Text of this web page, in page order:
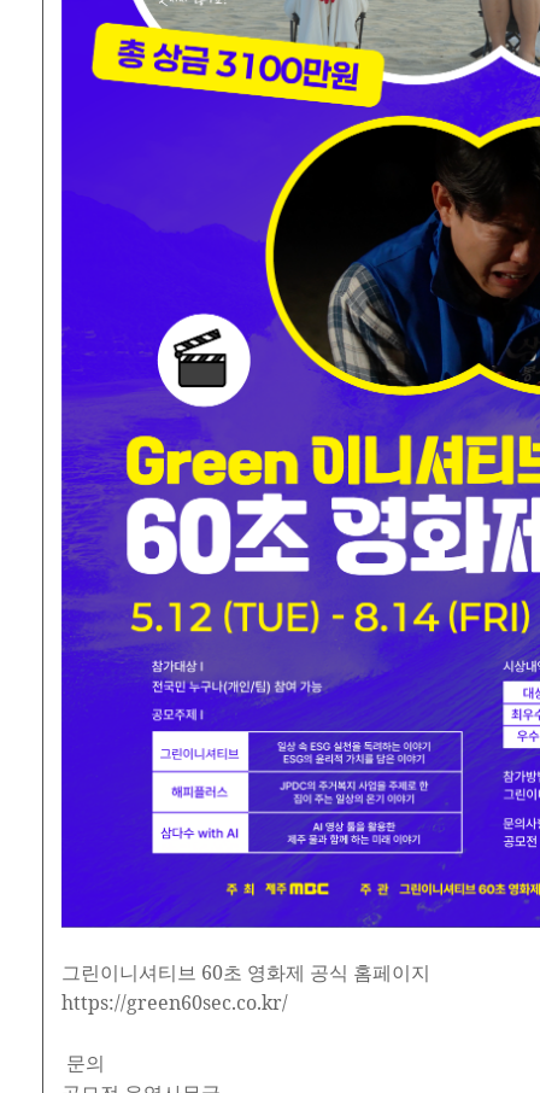
그린이니셔티브 60초 영화제 공식 홈페이지
https://green60sec.co.kr/
문의